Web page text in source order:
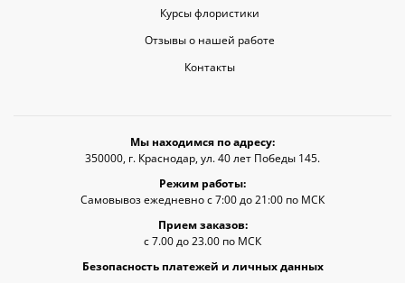
Курсы флористики
Отзывы о нашей работе
Контакты
Мы находимся по адресу:
350000, г. Краснодар, ул. 40 лет Победы 145.
Режим работы:
Самовывоз ежедневно с 7:00 до 21:00 по МСК
Прием заказов:
с 7.00 до 23.00 по МСК
Безопасность платежей и личных данных